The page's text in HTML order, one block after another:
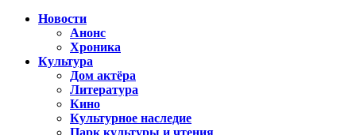
Новости
Анонс
Хроника
Культура
Дом актёра
Литература
Кино
Культурное наследие